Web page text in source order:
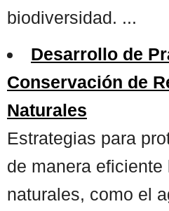
biodiversidad. ...
Desarrollo de
Conservación de
Naturales
Estrategias para
de manera eficiente
naturales, como el